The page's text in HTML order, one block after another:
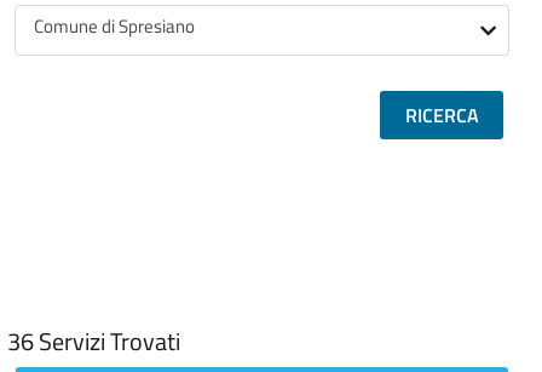
Comune di Spresiano
RICERCA
36Servizi Trovati